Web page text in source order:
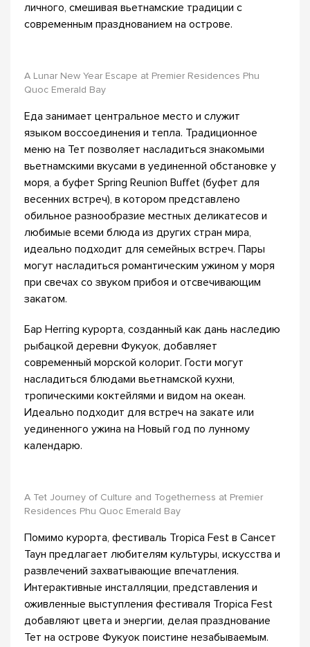
личного, смешивая вьетнамские традиции с
современным празднованием на острове.
A Lunar New Year Escape at Premier Residences Phu
Quoc Emerald Bay
Еда занимает центральное место и служит
языком воссоединения и тепла. Традиционное
меню на Тет позволяет насладиться знакомыми
вьетнамскими вкусами в уединенной обстановке у
моря, а буфет Spring Reunion Buffet (буфет для
весенних встреч), в котором представлено
обильное разнообразие местных деликатесов и
любимые всеми блюда из других стран мира,
идеально подходит для семейных встреч. Пары
могут насладиться романтическим ужином у моря
при свечах со звуком прибоя и отсвечивающим
закатом.
Бар Herring курорта, созданный как дань наследию
рыбацкой деревни Фукуок, добавляет
современный морской колорит. Гости могут
насладиться блюдами вьетнамской кухни,
тропическими коктейлями и видом на океан.
Идеально подходит для встреч на закате или
уединенного ужина на Новый год по лунному
календарю.
A Tet Journey of Culture and Togetherness at Premier
Residences Phu Quoc Emerald Bay
Помимо курорта, фестиваль Tropica Fest в Сансет
Таун предлагает любителям культуры, искусства и
развлечений захватывающие впечатления.
Интерактивные инсталляции, представления и
оживленные выступления фестиваля Tropica Fest
добавляют цвета и энергии, делая празднование
Тет на острове Фукуок поистине незабываемым.